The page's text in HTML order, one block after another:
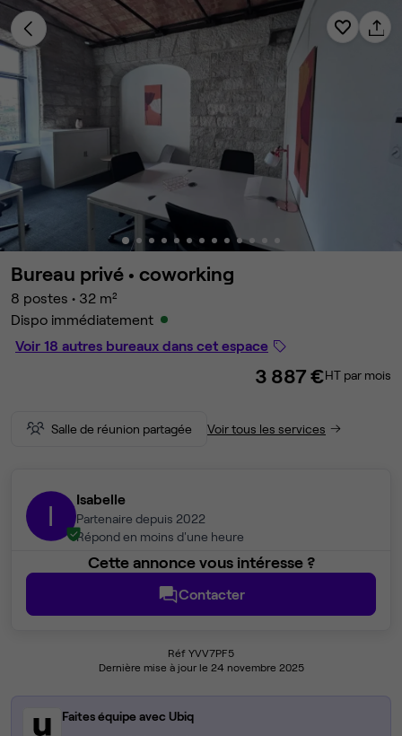
Bureau privé • coworking
8 postes • 32 m²
Dispo immédiatement
Voir 18 autres bureaux dans cet espace
3 887 €HT par mois
Salle de réunion partagée Voir tous les services
I Isabelle
Partenaire depuis 2022
Répond en moins d'une heure
Cette annonce vous intéresse ?
Contacter
Réf YVV7PF5
Dernière mise à jour le 24 novembre 2025
Faites équipe avec Ubiq